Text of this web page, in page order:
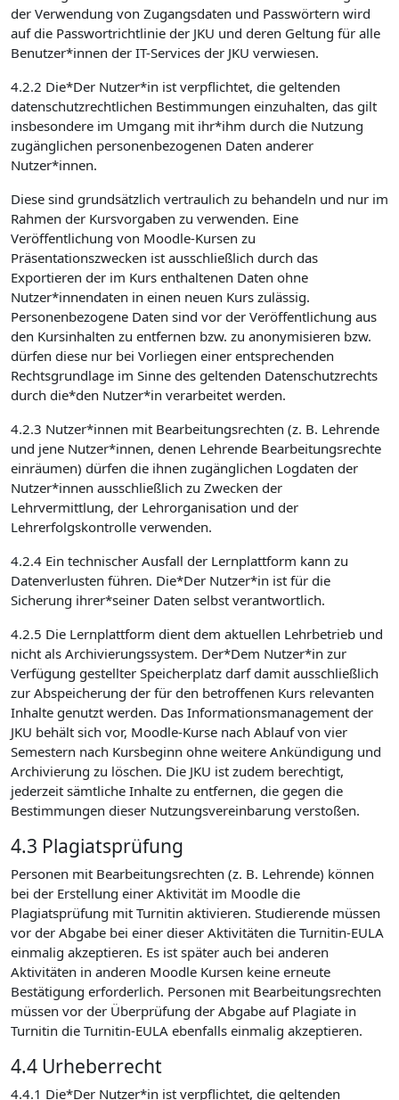
der Verwendung von Zugangsdaten und Passwörtern wird
auf die Passwortrichtlinie der JKU und deren Geltung für alle
Benutzer*innen der IT-Services der JKU verwiesen.
4.2.2 Die*Der Nutzer*in ist verpflichtet, die geltenden
datenschutzrechtlichen Bestimmungen einzuhalten, das gilt
insbesondere im Umgang mit ihr*ihm durch die Nutzung
zugänglichen personenbezogenen Daten anderer
Nutzer*innen.
Diese sind grundsätzlich vertraulich zu behandeln und nur im
Rahmen der Kursvorgaben zu verwenden. Eine
Veröffentlichung von Moodle-Kursen zu
Präsentationszwecken ist ausschließlich durch das
Exportieren der im Kurs enthaltenen Daten ohne
Nutzer*innendaten in einen neuen Kurs zulässig.
Personenbezogene Daten sind vor der Veröffentlichung aus
den Kursinhalten zu entfernen bzw. zu anonymisieren bzw.
dürfen diese nur bei Vorliegen einer entsprechenden
Rechtsgrundlage im Sinne des geltenden Datenschutzrechts
durch die*den Nutzer*in verarbeitet werden.
4.2.3 Nutzer*innen mit Bearbeitungsrechten (z. B. Lehrende
und jene Nutzer*innen, denen Lehrende Bearbeitungsrechte
einräumen) dürfen die ihnen zugänglichen Logdaten der
Nutzer*innen ausschließlich zu Zwecken der
Lehrvermittlung, der Lehrorganisation und der
Lehrerfolgskontrolle verwenden.
4.2.4 Ein technischer Ausfall der Lernplattform kann zu
Datenverlusten führen. Die*Der Nutzer*in ist für die
Sicherung ihrer*seiner Daten selbst verantwortlich.
4.2.5 Die Lernplattform dient dem aktuellen Lehrbetrieb und
nicht als Archivierungssystem. Der*Dem Nutzer*in zur
Verfügung gestellter Speicherplatz darf damit ausschließlich
zur Abspeicherung der für den betroffenen Kurs relevanten
Inhalte genutzt werden. Das Informationsmanagement der
JKU behält sich vor, Moodle-Kurse nach Ablauf von vier
Semestern nach Kursbeginn ohne weitere Ankündigung und
Archivierung zu löschen. Die JKU ist zudem berechtigt,
jederzeit sämtliche Inhalte zu entfernen, die gegen die
Bestimmungen dieser Nutzungsvereinbarung verstoßen.
4.3 Plagiatsprüfung
Personen mit Bearbeitungsrechten (z. B. Lehrende) können
bei der Erstellung einer Aktivität im Moodle die
Plagiatsprüfung mit Turnitin aktivieren. Studierende müssen
vor der Abgabe bei einer dieser Aktivitäten die Turnitin-EULA
einmalig akzeptieren. Es ist später auch bei anderen
Aktivitäten in anderen Moodle Kursen keine erneute
Bestätigung erforderlich. Personen mit Bearbeitungsrechten
müssen vor der Überprüfung der Abgabe auf Plagiate in
Turnitin die Turnitin-EULA ebenfalls einmalig akzeptieren.
4.4 Urheberrecht
4.4.1 Die*Der Nutzer*in ist verpflichtet, die geltenden